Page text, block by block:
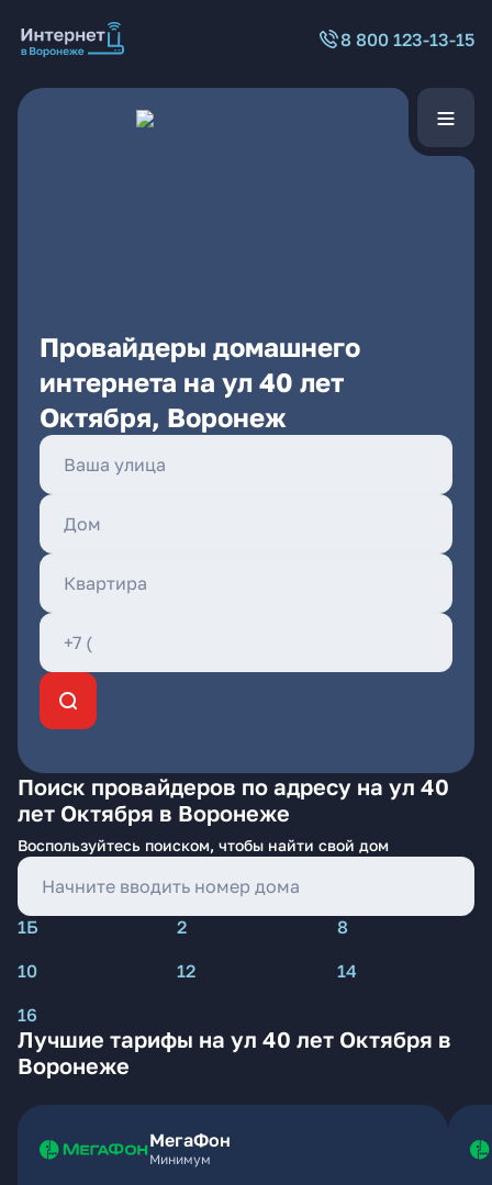
8 800 123-13-15
Провайдеры домашнего
интернета на ул 40 лет
Октября, Воронеж
Поиск провайдеров по адресу на ул 40
лет Октября в Воронеже
Воспользуйтесь поиском, чтобы найти свой дом
1Б 2
8
10
12
14
16
Лучшие тарифы на ул 40 лет Октября в
Воронеже
МегаФон
Минимум